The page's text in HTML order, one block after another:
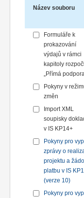
Název souboru
Formuláře k
prokazování
výdajů v rámci
kapitoly
„Přímá
Pokyny v
změn
Import XML
soupisky
v IS KP14+
Pokyny pro
zprávy o
projektu a
platbu v IS
(verze 10)
Pokyny pro